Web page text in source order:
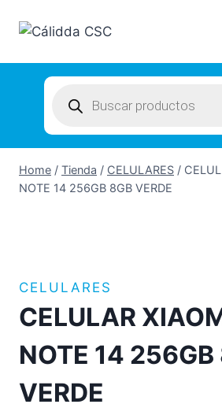
search
Home / Tienda / CELULARES /
NOTE 14 256GB 8GB VERDE
CELULARES
CELULAR
NOTE 14 256GB
VERDE